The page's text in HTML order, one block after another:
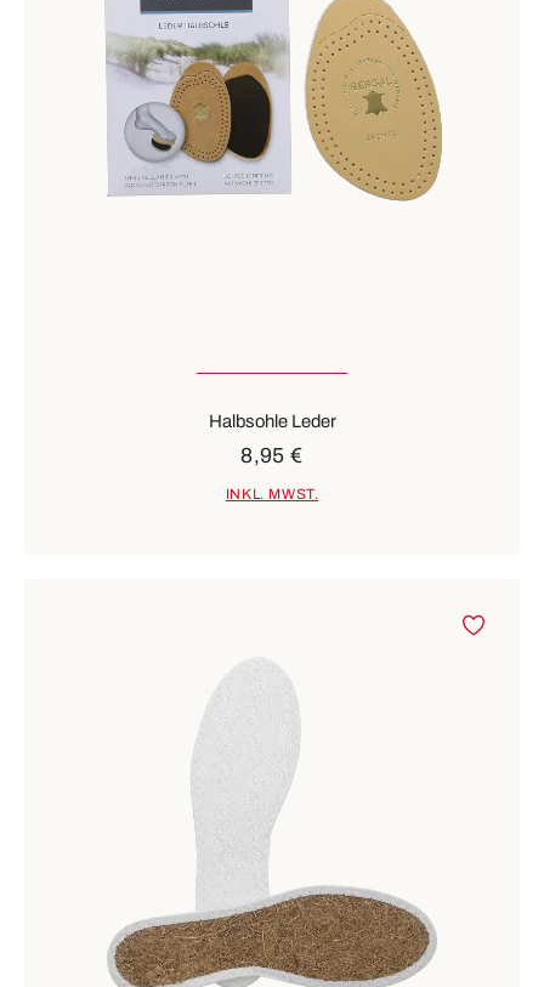
Halbsohle Leder
8,95 €
INKL. MWST.